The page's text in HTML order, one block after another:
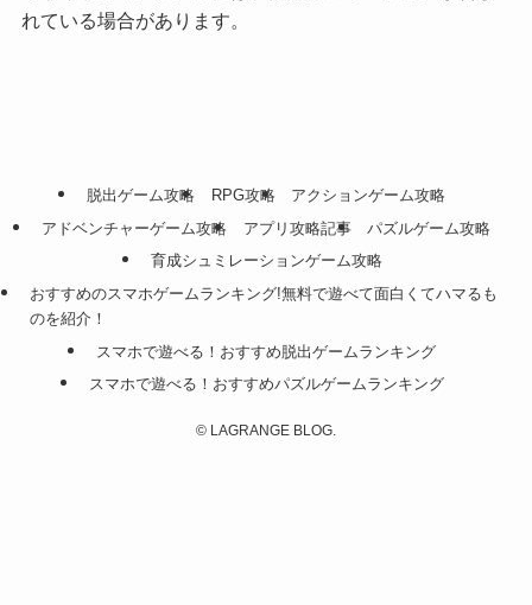
れている場合があります。
脱出ゲーム攻略 RPG攻略
アクションゲーム攻略
アドベンチャーゲーム攻略
アプリ攻略記事
パズルゲーム攻略
育成シュミレーションゲーム攻略
おすすめのスマホゲームランキング!無料で遊べて面白くてハマるも
のを紹介！
スマホで遊べる！おすすめ脱出ゲームランキング
スマホで遊べる！おすすめパズルゲームランキング
© LAGRANGE BLOG.